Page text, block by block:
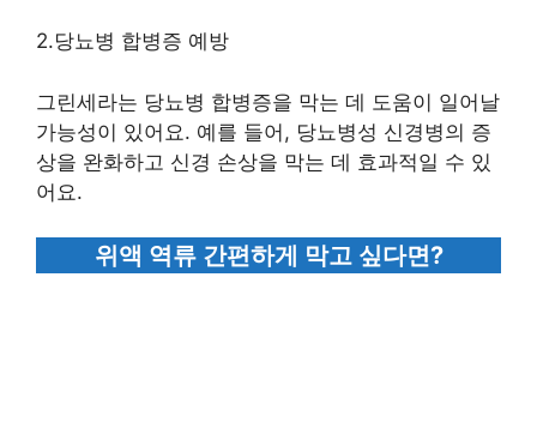
2.당뇨병 합병증 예방
그린세라는 당뇨병 합병증을 막는 데 도움이 일어날
가능성이 있어요. 예를 들어, 당뇨병성 신경병의 증
상을 완화하고 신경 손상을 막는 데 효과적일 수 있
어요.
위액 역류 간편하게 막고 싶다면?